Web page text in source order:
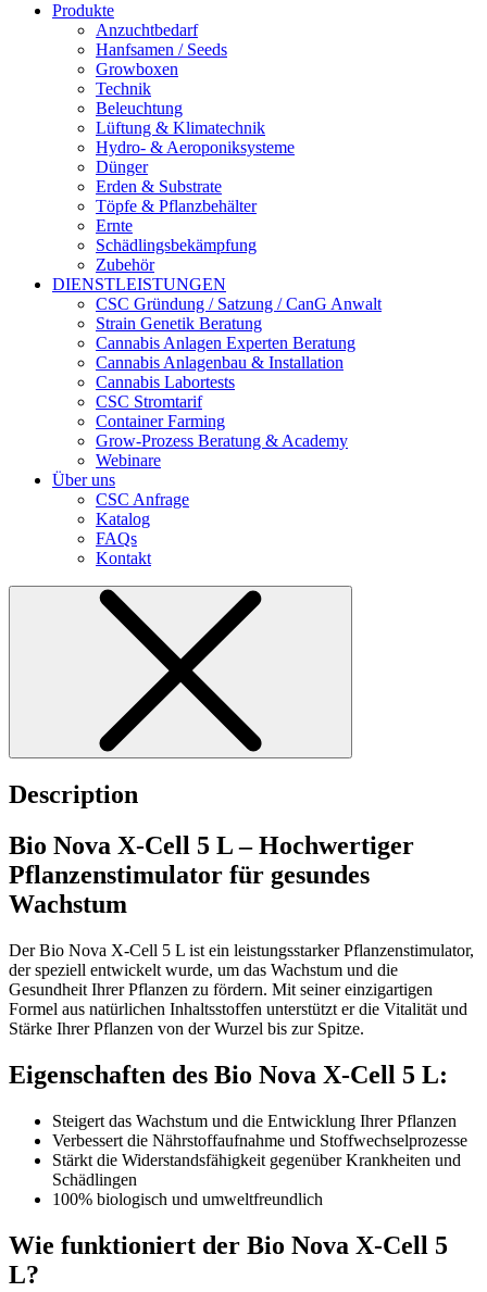
Produkte
Anzuchtbedarf
Hanfsamen / Seeds
Growboxen
Technik
Beleuchtung
Lüftung & Klimatechnik
Hydro- & Aeroponiksysteme
Dünger
Erden & Substrate
Töpfe & Pflanzbehälter
Ernte
Schädlingsbekämpfung
Zubehör
DIENSTLEISTUNGEN
CSC Gründung / Satzung / CanG Anwalt
Strain Genetik Beratung
Cannabis Anlagen Experten Beratung
Cannabis Anlagenbau & Installation
Cannabis Labortests
CSC Stromtarif
Container Farming
Grow-Prozess Beratung & Academy
Webinare
Über uns
CSC Anfrage
Katalog
FAQs
Kontakt
Description
Bio Nova X-Cell 5 L – Hochwertiger
Pflanzenstimulator für gesundes
Wachstum
Der Bio Nova X-Cell 5 L ist ein leistungsstarker Pflanzenstimulator,
der speziell entwickelt wurde, um das Wachstum und die
Gesundheit Ihrer Pflanzen zu fördern. Mit seiner einzigartigen
Formel aus natürlichen Inhaltsstoffen unterstützt er die Vitalität und
Stärke Ihrer Pflanzen von der Wurzel bis zur Spitze.
Eigenschaften des Bio Nova X-Cell 5 L:
Steigert das Wachstum und die Entwicklung Ihrer Pflanzen
Verbessert die Nährstoffaufnahme und Stoffwechselprozesse
Stärkt die Widerstandsfähigkeit gegenüber Krankheiten und
Schädlingen
100% biologisch und umweltfreundlich
Wie funktioniert der Bio Nova X-Cell 5
L?